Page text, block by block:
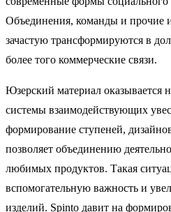
Объединения, команды и прочие
зачастую трансформируются в
более того коммерческие связи.
Юзерский материал оказывается
системы взаимодействующих
формирование ступеней,
позволяет объединению
любимых продуктов. Такая
вспомогательную важность и
изделий. Spinto давит на